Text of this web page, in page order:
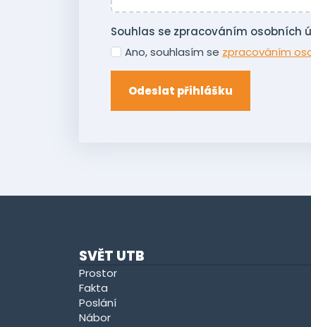
Souhlas se zpracováním osobních
Ano, souhlasím se zpracováním
Odeslat přihlášku
SVĚT UTB
Prostor
Fakta
Poslání
Nábor